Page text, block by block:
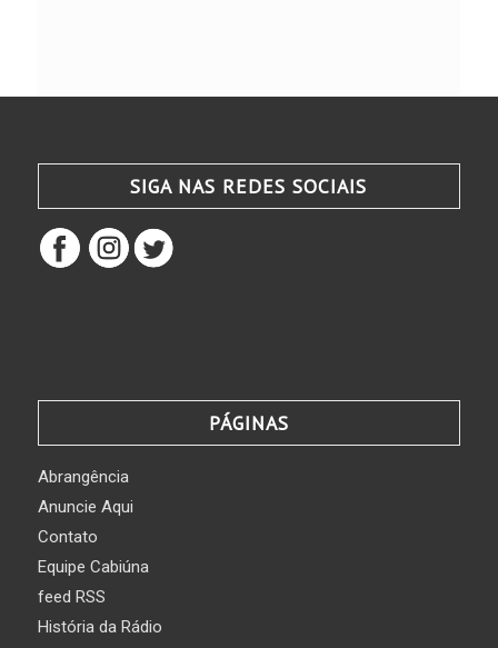
SIGA NAS REDES SOCIAIS
PÁGINAS
Abrangência
Anuncie Aqui
Contato
Equipe Cabiúna
feed RSS
História da Rádio